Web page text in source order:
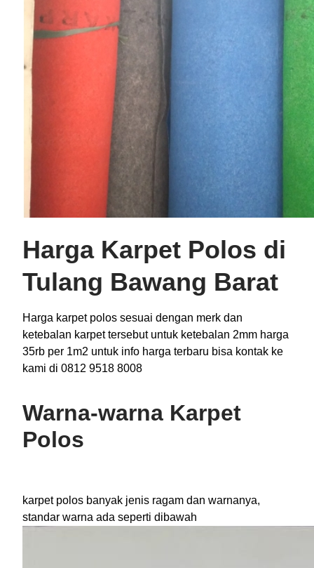
Harga Karpet Polos di
Tulang Bawang Barat
Harga karpet polos sesuai dengan merk dan
ketebalan karpet tersebut untuk ketebalan 2mm harga
35rb per 1m2 untuk info harga terbaru bisa kontak ke
kami di 0812 9518 8008
Warna-warna Karpet
Polos
karpet polos banyak jenis ragam dan warnanya,
standar warna ada seperti dibawah